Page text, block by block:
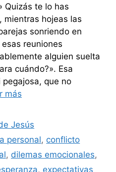
Quizás te lo has
mientras hojeas las
sonriendo en
reuniones
alguien suelta
cuándo?». Esa
que no
más
Jesús
personal, conflicto
, dilemas emocionales,
, expectativas